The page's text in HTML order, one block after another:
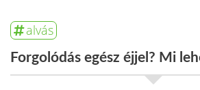
alvás
Forgolódás egész éjjel? Mi